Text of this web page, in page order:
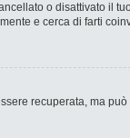
o disattivato il
e cerca di farti
recuperata, ma